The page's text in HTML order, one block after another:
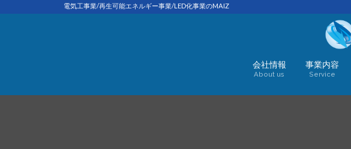
電気工事業/再生可能エネルギー事業/LED化事業のMAIZ
会社情報
About us
事業内容
Service